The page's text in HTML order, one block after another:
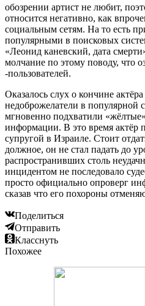
обозрении артист не любит,
относится негативно, как
социальным сетям. На то есть
популярными в поисковых
«Леонид каневский, дата
молчание по этому поводу, что
-пользователей.
Оказалось слух о кончине
недоброжелатели в популярной
мгновенно подхватили
информации. В это время актёр
супругой в Израиле. Стоит
должное, он не стал падать до
распространивших столь
инцидентом не последовало
просто официально опроверг
сказав что его похороны
Поделиться
Отправить
Класснуть
Похожее